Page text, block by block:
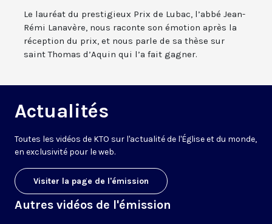
Le lauréat du prestigieux Prix de Lubac, l’abbé Jean-
Rémi Lanavère, nous raconte son émotion après la
réception du prix, et nous parle de sa thèse sur
saint Thomas d’Aquin qui l’a fait gagner.
Actualités
Toutes les vidéos de KTO sur l'actualité de l'Église et du monde,
en exclusivité pour le web.
Visiter la page de l'émission
Autres vidéos de l'émission